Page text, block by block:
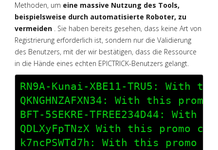
Methoden, um eine massive Nutzung des Tools,
beispielsweise durch automatisierte Roboter, zu
vermeiden . Sie haben bereits gesehen, dass keine Art von
Registrierung erforderlich ist, sondern nur die Validierung
des Benutzers, mit der wir bestätigen, dass die Ressource
in die Hände eines echten EPICTRICK-Benutzers gelangt.
RN9A-Kunai-XBE11-TRU5:
QKNGHNZAFXN34: With this
BFT-5SEKRE-TFREE234D44:
QDLXyFpTNzX With this promo
k7ncPSWTd7h: With this